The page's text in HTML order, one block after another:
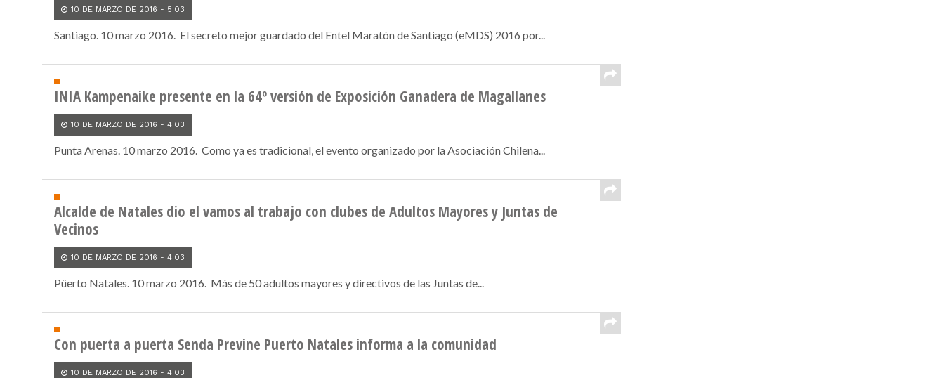
10 DE MARZO DE 2016 - 5:03
Santiago. 10 marzo 2016. El secreto mejor guardado del Entel Maratón de Santiago (eMDS) 2016 por...
INIA Kampenaike presente en la 64º versión de Exposición Ganadera de Magallanes
10 DE MARZO DE 2016 - 4:03
Punta Arenas. 10 marzo 2016. Como ya es tradicional, el evento organizado por la Asociación Chilena...
Alcalde de Natales dio el vamos al trabajo con clubes de Adultos Mayores y Juntas de
Vecinos
10 DE MARZO DE 2016 - 4:03
Püerto Natales. 10 marzo 2016. Más de 50 adultos mayores y directivos de las Juntas de...
Con puerta a puerta Senda Previne Puerto Natales informa a la comunidad
10 DE MARZO DE 2016 - 4:03